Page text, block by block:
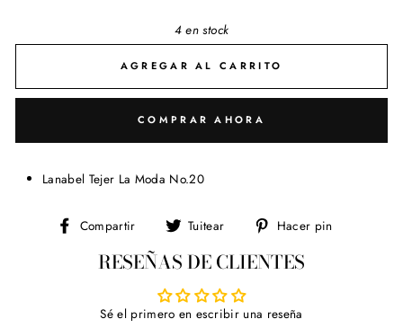
4 en stock
AGREGAR AL CARRITO
COMPRAR AHORA
Lanabel Tejer La Moda No.20
Compartir
Compartir
Facebook
Tuitear
Tuitear
Twitter
Hacer pin
RESEÑAS DE CLIENTES
Sé el primero en escribir una reseña